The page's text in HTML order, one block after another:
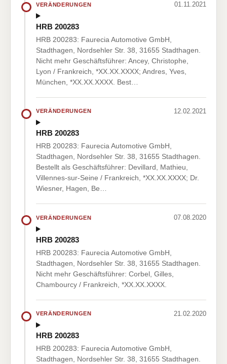
VERÄNDERUNGEN 01.11.2021
HRB 200283
HRB 200283: Faurecia Automotive GmbH,
Stadthagen, Nordsehler Str. 38, 31655 Stadthagen.
Nicht mehr Geschäftsführer: Ancey, Christophe,
Lyon / Frankreich, *XX.XX.XXXX; Andres, Yves,
München, *XX.XX.XXXX. Best…
VERÄNDERUNGEN 12.02.2021
HRB 200283
HRB 200283: Faurecia Automotive GmbH,
Stadthagen, Nordsehler Str. 38, 31655 Stadthagen.
Bestellt als Geschäftsführer: Devillard, Mathieu,
Villennes-sur-Seine / Frankreich, *XX.XX.XXXX; Dr.
Wiesner, Hagen, Be…
VERÄNDERUNGEN 07.08.2020
HRB 200283
HRB 200283: Faurecia Automotive GmbH,
Stadthagen, Nordsehler Str. 38, 31655 Stadthagen.
Nicht mehr Geschäftsführer: Corbel, Gilles,
Chambourcy / Frankreich, *XX.XX.XXXX.
VERÄNDERUNGEN 21.02.2020
HRB 200283
HRB 200283: Faurecia Automotive GmbH,
Stadthagen, Nordsehler Str. 38, 31655 Stadthagen.